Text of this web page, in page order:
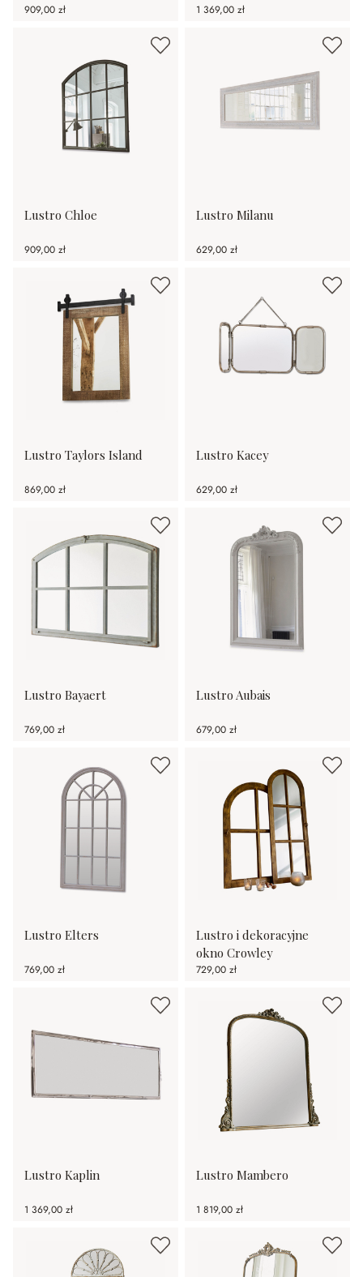
909,00 zł 1 369,00 zł
Lustro Chloe
909,00 zł
Lustro Milanu
629,00 zł
Lustro Taylors Island
869,00 zł
Lustro Kacey
629,00 zł
Lustro Bayaert
769,00 zł
Lustro Aubais
679,00 zł
Lustro Elters
769,00 zł
Lustro i dekoracyjne
okno Crowley
729,00 zł
Lustro Kaplin
1 369,00 zł
Lustro Mambero
1 819,00 zł